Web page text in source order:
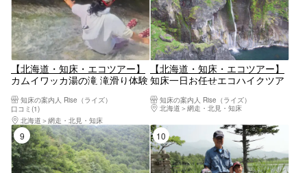
【北海道・知床・エコツアー】
カムイワッカ湯の滝 滝滑り体験
知床の案内人 Rise（ライズ）
口コミ(1)
北海道
網走・北見・知床
【北海道・知床・エコツアー】
知床一日お任せエコハイクツア
知床の案内人 Rise（ライズ）
北海道
網走・北見・知床
9位